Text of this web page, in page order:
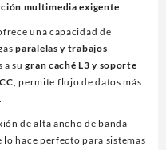
multimedia exigente.
una capacidad de
paralelas y trabajos
a sugran caché L3 y soporte
, permite flujo de datos más
de alta ancho de banda
lo hace perfecto para sistemas